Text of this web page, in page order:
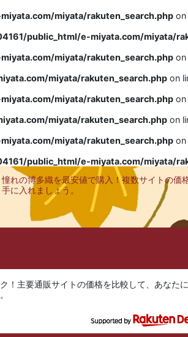
miyata/rakuten_search.php on
public_html/e-miyata.com/miyata/
miyata/rakuten_search.php on
miyata/rakuten_search.php on
miyata/rakuten_search.php on
miyata/rakuten_search.php on
miyata/rakuten_search.php on
public_html/e-miyata.com/miyata/
憧れの博多織を最安値で購入！複数サイトの価
手に入れましょう。
！主要通販サイトの価格を比較して、あなた